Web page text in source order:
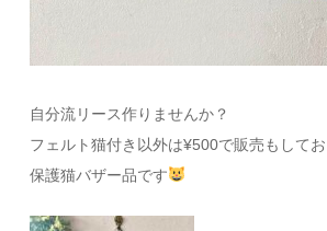
自分流リース作りませんか？
フェルト猫付き以外は¥500で販売もしてお
保護猫バザー品です